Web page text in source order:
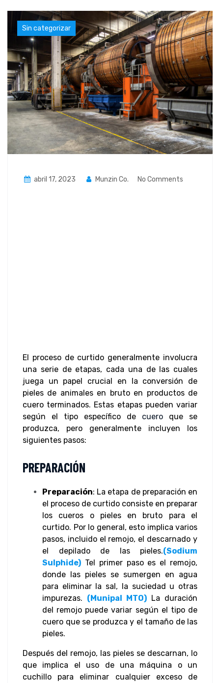
Sin categorizar
abril 17, 2023 Munzin Co. No Comments
El proceso de curtido generalmente involucra
una serie de etapas, cada una de las cuales
juega un papel crucial en la conversión de
pieles de animales en bruto en productos de
cuero terminados. Estas etapas pueden variar
según el tipo específico de cuero que se
produzca, pero generalmente incluyen los
siguientes pasos:
PREPARACIÓN
Preparación: La etapa de preparación en
el proceso de curtido consiste en preparar
los cueros o pieles en bruto para el
curtido. Por lo general, esto implica varios
pasos, incluido el remojo, el descarnado y
el depilado de las pieles.(Sodium
Sulphide) Tel primer paso es el remojo,
donde las pieles se sumergen en agua
para eliminar la sal, la suciedad u otras
impurezas. (Munipal MTO) La duración
del remojo puede variar según el tipo de
cuero que se produzca y el tamaño de las
pieles.
Después del remojo, las pieles se descarnan, lo
que implica el uso de una máquina o un
cuchillo para eliminar cualquier exceso de